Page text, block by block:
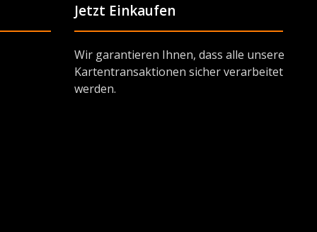
Jetzt Einkaufen
Wir garantieren Ihnen, dass alle unsere
Kartentransaktionen sicher verarbeitet
werden.